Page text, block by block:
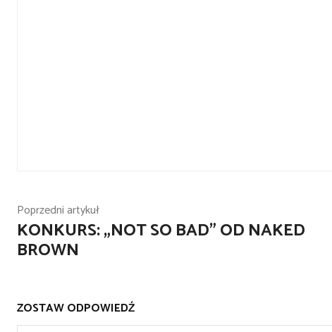
Poprzedni artykuł
KONKURS: „NOT SO BAD” OD NAKED
BROWN
ZOSTAW ODPOWIEDŹ